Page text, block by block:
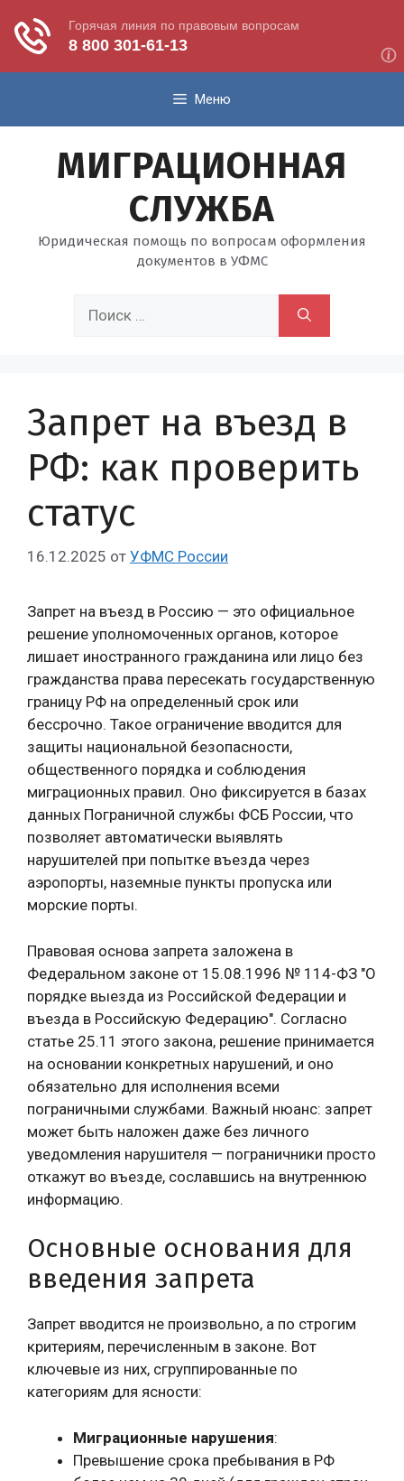
содержимому
Меню
МИГРАЦИОННАЯ
СЛУЖБА
Юридическая помощь по вопросам оформления
документов в УФМС
Запрет на въезд в
РФ: как проверить
статус
16.12.2025 от УФМС России
Запрет на въезд в Россию — это официальное
решение уполномоченных органов, которое
лишает иностранного гражданина или лицо без
гражданства права пересекать государственную
границу РФ на определенный срок или
бессрочно. Такое ограничение вводится для
защиты национальной безопасности,
общественного порядка и соблюдения
миграционных правил. Оно фиксируется в базах
данных Пограничной службы ФСБ России, что
позволяет автоматически выявлять
нарушителей при попытке въезда через
аэропорты, наземные пункты пропуска или
морские порты.
Правовая основа запрета заложена в
Федеральном законе от 15.08.1996 № 114-ФЗ "О
порядке выезда из Российской Федерации и
въезда в Российскую Федерацию". Согласно
статье 25.11 этого закона, решение принимается
на основании конкретных нарушений, и оно
обязательно для исполнения всеми
пограничными службами. Важный нюанс: запрет
может быть наложен даже без личного
уведомления нарушителя — пограничники просто
откажут во въезде, сославшись на внутреннюю
информацию.
Основные основания для
введения запрета
Запрет вводится не произвольно, а по строгим
критериям, перечисленным в законе. Вот
ключевые из них, сгруппированные по
категориям для ясности:
Миграционные нарушения:
Превышение срока пребывания в РФ